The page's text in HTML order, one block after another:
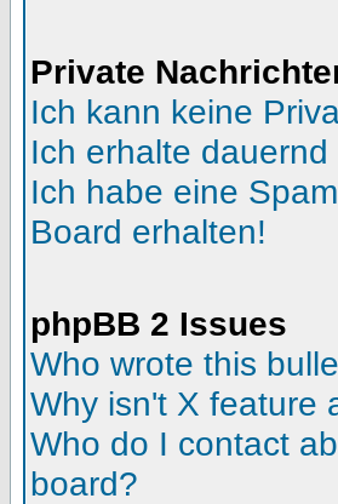
Private
Ich kann keine
Ich erhalte
Ich habe eine
Board erhalten!
phpBB 2 Issues
Who wrote this
Why isn't X feature
Who do I contact
board?